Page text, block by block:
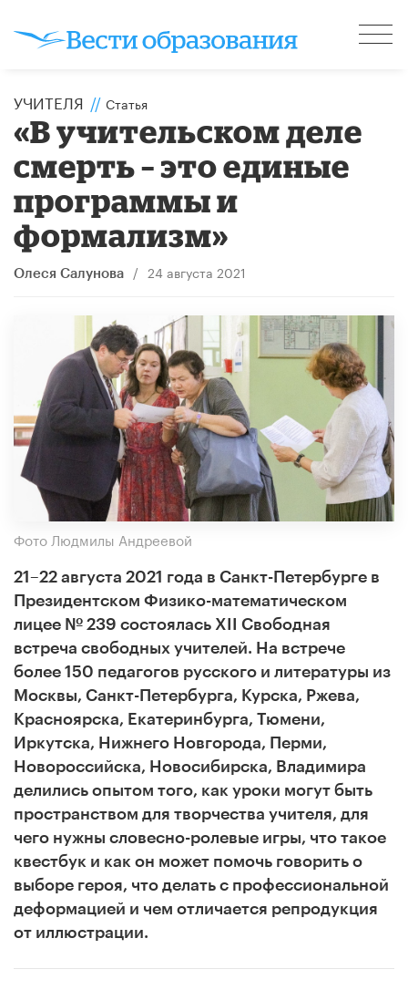
УЧИТЕЛЯ // Статья
«В учительском деле
смерть – это единые
программы и
формализм»
Олеся Салунова / 24 августа 2021
Фото Людмилы Андреевой
21–22 августа 2021 года в Санкт-Петербурге в
Президентском Физико-математическом
лицее № 239 состоялась XII Свободная
встреча свободных учителей. На встрече
более 150 педагогов русского и литературы из
Москвы, Санкт-Петербурга, Курска, Ржева,
Красноярска, Екатеринбурга, Тюмени,
Иркутска, Нижнего Новгорода, Перми,
Новороссийска, Новосибирска, Владимира
делились опытом того, как уроки могут быть
пространством для творчества учителя, для
чего нужны словесно-ролевые игры, что такое
квестбук и как он может помочь говорить о
выборе героя, что делать с профессиональной
деформацией и чем отличается репродукция
от иллюстрации.